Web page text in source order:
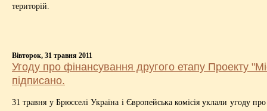
територій.
Вівторок, 31 травня 2011
Угоду про фінансування другого етапу Проекту
підписано.
31 травня у Брюсселі Україна і Європейська комісія уклали угоду